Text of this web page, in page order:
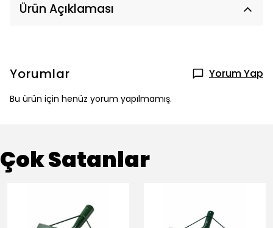
Ürün Açıklaması
Yorumlar Yorum Yap
Bu ürün için henüz yorum yapılmamış.
Çok Satanlar